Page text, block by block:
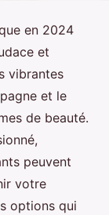
en 2024
et
vibrantes
et le
de beauté.
peuvent
votre
options qui